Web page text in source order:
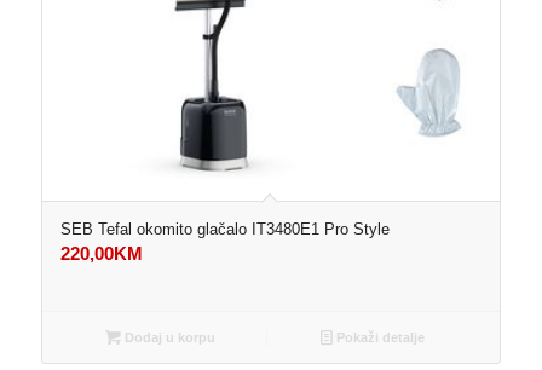
SEB Tefal okomito glačalo IT3480E1 Pro Style
220,00KM
Dodaj u korpu Pokaži detalje